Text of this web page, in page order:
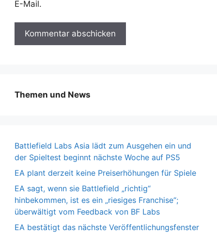
E-Mail.
Themen und News
Battlefield Labs Asia lädt zum Ausgehen ein und
der Spieltest beginnt nächste Woche auf PS5
EA plant derzeit keine Preiserhöhungen für Spiele
EA sagt, wenn sie Battlefield „richtig“
hinbekommen, ist es ein „riesiges Franchise“;
überwältigt vom Feedback von BF Labs
EA bestätigt das nächste Veröffentlichungsfenster